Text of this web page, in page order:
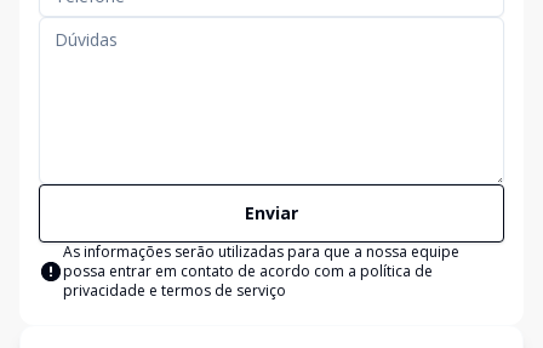
Enviar
As informações serão utilizadas para que a nossa equipe
possa entrar em contato de acordo com a política de
privacidade e termos de serviço